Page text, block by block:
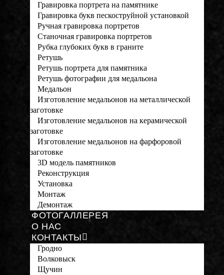
Гравировка портрета на памятнике
Гравировка букв пескоструйной установкой
Ручная гравировка портретов
Станочная гравировка портретов
Рубка глубоких букв в граните
Ретушь
Ретушь портрета для памятника
Ретушь фотографии для медальона
Медальон
Изготовление медальонов на металлической
заготовке
Изготовление медальонов на керамической
заготовке
Изготовление медальонов на фарфоровой
заготовке
3D модель памятников
Реконструкция
Установка
Монтаж
Демонтаж
ФОТОГАЛЛЕРЕЯ
О НАС
КОНТАКТЫ
Гродно
Волковыск
Щучин